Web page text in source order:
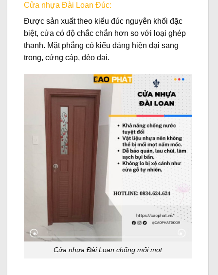
Cửa nhựa Đài Loan Đúc:
Được sản xuất theo kiểu đúc nguyên khối đặc
biệt, cửa có độ chắc chắn hơn so với loại ghép
thanh. Mặt phẳng có kiểu dáng hiện đại sang
trọng, cứng cáp, dẻo dai.
Cửa nhựa Đài Loan chống mối mọt